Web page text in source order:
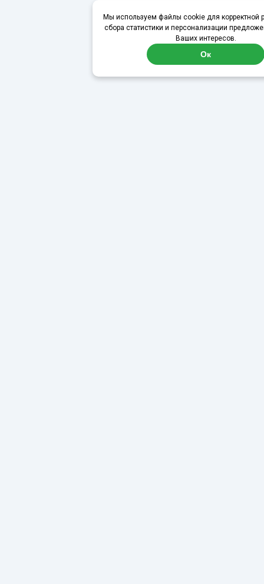
Мы используем файлы cookie для корректной
сбора статистики и персонализации
Ваших интересов.
Ок